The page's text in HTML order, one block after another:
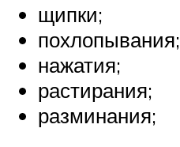
щипки;
похлопывания;
нажатия;
растирания;
разминания;